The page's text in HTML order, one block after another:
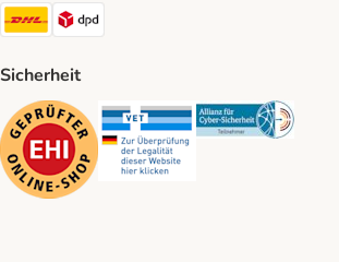
DHL Shipping Method
Sicherheit
Security Security Security